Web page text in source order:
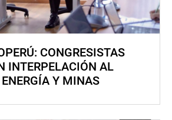
CONGRESISTAS
INTERPELACIÓN AL
Y MINAS